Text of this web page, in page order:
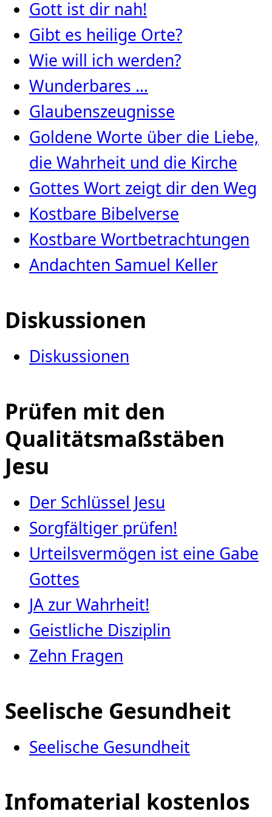
Gott ist dir nah!
Gibt es heilige Orte?
Wie will ich werden?
Wunderbares …
Glaubenszeugnisse
Goldene Worte über die Liebe,
die Wahrheit und die Kirche
Gottes Wort zeigt dir den Weg
Kostbare Bibelverse
Kostbare Wortbetrachtungen
Andachten Samuel Keller
Diskussionen
Diskussionen
Prüfen mit den
Qualitätsmaßstäben
Jesu
Der Schlüssel Jesu
Sorgfältiger prüfen!
Urteilsvermögen ist eine Gabe
Gottes
JA zur Wahrheit!
Geistliche Disziplin
Zehn Fragen
Seelische Gesundheit
Seelische Gesundheit
Infomaterial kostenlos